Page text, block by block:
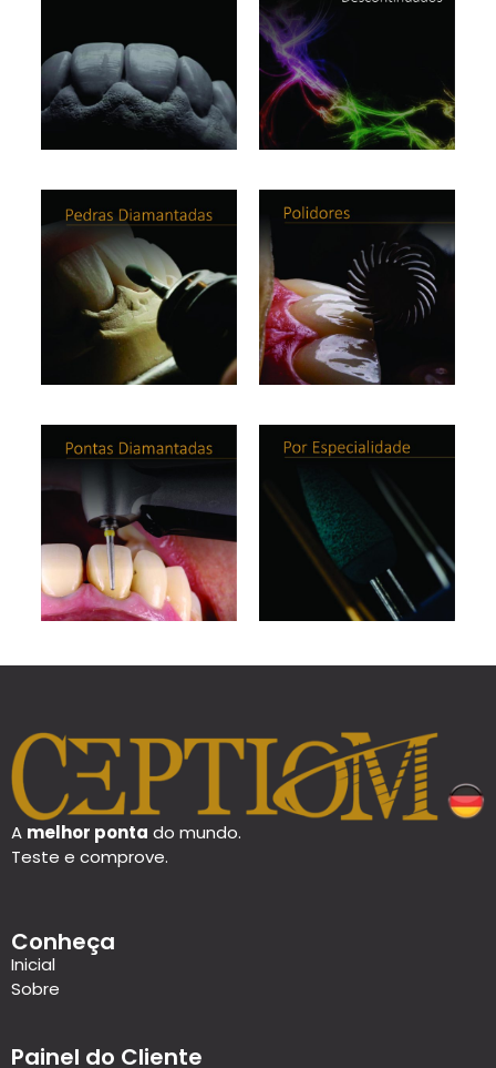
A melhor ponta do mundo.
Teste e comprove.
Conheça
Inicial
Sobre
Painel do Cliente